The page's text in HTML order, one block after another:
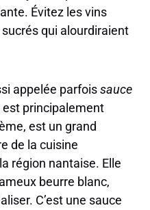
Évitez les vins
qui alourdiraient
appelée parfoissauce
est principalement
est un grand
de la cuisine
région nantaise. Elle
beurre blanc,
C’est une sauce